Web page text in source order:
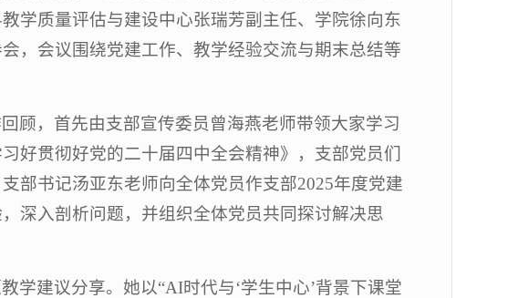
学质量评估与建设中心张瑞芳副主任、学院徐向东
，会议围绕党建工作、教学经验交流与期末总结等
顾，首先由支部宣传委员曾海燕老师带领大家学习
好贯彻好党的二十届四中全会精神》，支部党员们
部书记汤亚东老师向全体党员作支部2025年度党建
深入剖析问题，并组织全体党员共同探讨解决思
学建议分享。她以“AI时代与‘学生中心’背景下课堂